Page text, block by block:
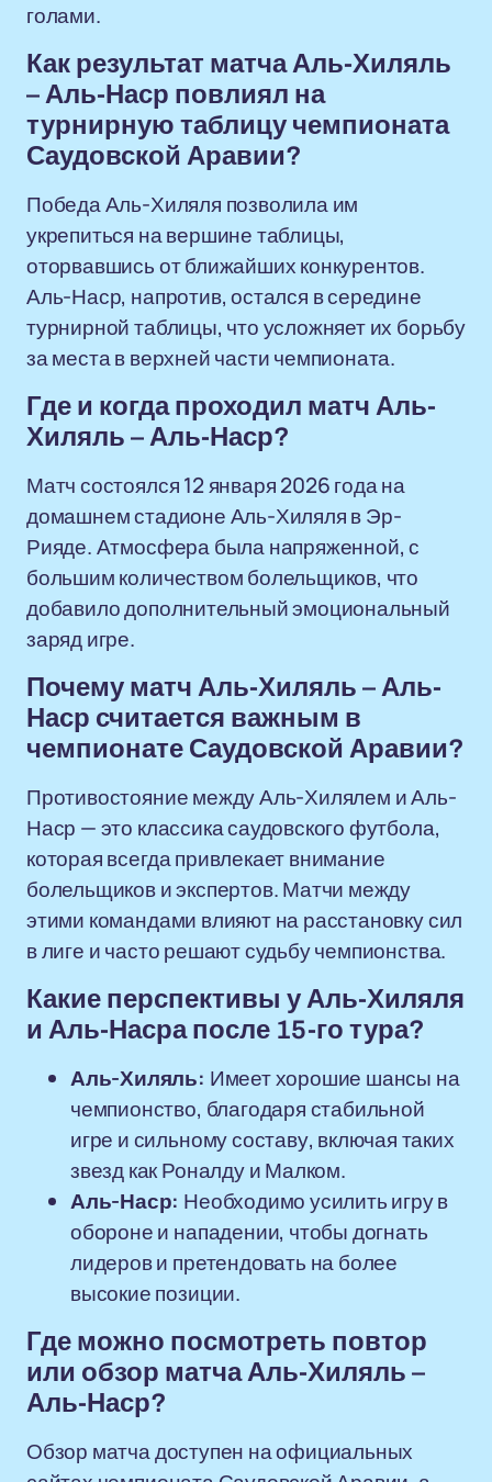
голами.
Как результат матча Аль-Хиляль
– Аль-Наср повлиял на
турнирную таблицу чемпионата
Саудовской Аравии?
Победа Аль-Хиляля позволила им
укрепиться на вершине таблицы,
оторвавшись от ближайших конкурентов.
Аль-Наср, напротив, остался в середине
турнирной таблицы, что усложняет их борьбу
за места в верхней части чемпионата.
Где и когда проходил матч Аль-
Хиляль – Аль-Наср?
Матч состоялся 12 января 2026 года на
домашнем стадионе Аль-Хиляля в Эр-
Рияде. Атмосфера была напряженной, с
большим количеством болельщиков, что
добавило дополнительный эмоциональный
заряд игре.
Почему матч Аль-Хиляль – Аль-
Наср считается важным в
чемпионате Саудовской Аравии?
Противостояние между Аль-Хилялем и Аль-
Наср — это классика саудовского футбола,
которая всегда привлекает внимание
болельщиков и экспертов. Матчи между
этими командами влияют на расстановку сил
в лиге и часто решают судьбу чемпионства.
Какие перспективы у Аль-Хиляля
и Аль-Насра после 15-го тура?
Аль-Хиляль: Имеет хорошие шансы на
чемпионство, благодаря стабильной
игре и сильному составу, включая таких
звезд как Роналду и Малком.
Аль-Наср: Необходимо усилить игру в
обороне и нападении, чтобы догнать
лидеров и претендовать на более
высокие позиции.
Где можно посмотреть повтор
или обзор матча Аль-Хиляль –
Аль-Наср?
Обзор матча доступен на официальных